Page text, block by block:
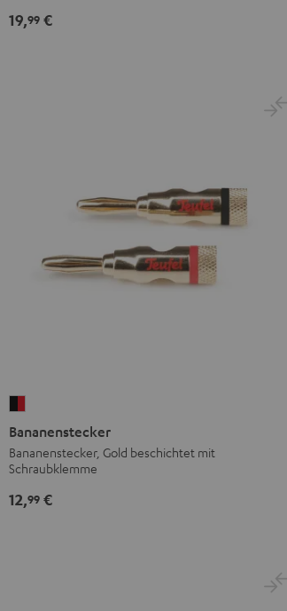
19,99 €
Rot
Bananenstecker
Bananenstecker, Gold beschichtet mit
Schraubklemme
12,99 €